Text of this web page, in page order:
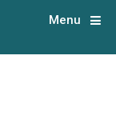
Menu